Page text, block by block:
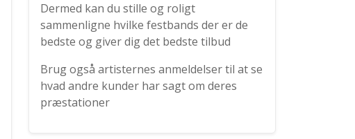
Dermed kan du stille og roligt
sammenligne hvilke festbands der er de
bedste og giver dig det bedste tilbud
Brug også artisternes anmeldelser til at se
hvad andre kunder har sagt om deres
præstationer